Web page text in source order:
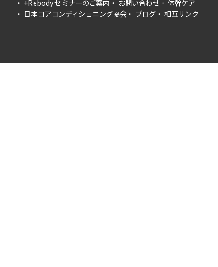
+Rebody セミナーのご案内 お問い合わせ
体幹ケア
日本コアコンディショニング協会
ブログ 相互リンク